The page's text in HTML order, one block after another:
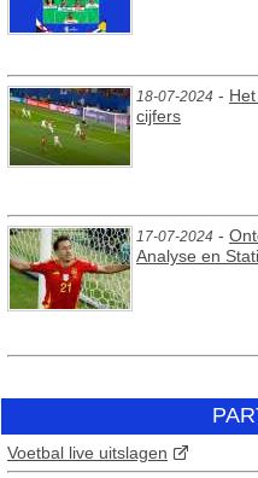
18-07-2024 -
cijfers
17-07-2024 -
Analyse en
Voetbal live uitslagen